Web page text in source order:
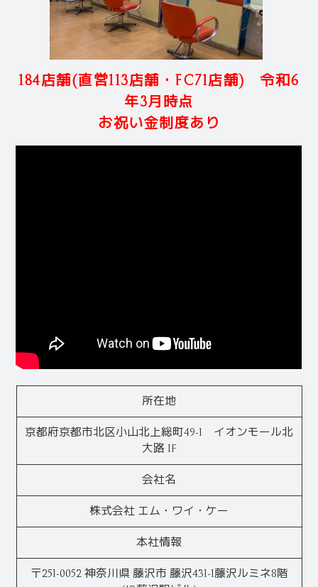
184店舗(直営113店舗・FC71店舗) 令和6
年3月時点
お祝い金制度あり
所在地
京都府京都市北区小山北上総町49-1 イオンモール北
大路 1F
会社名
株式会社 エム・ワイ・ケー
本社情報
〒251-0052 神奈川県 藤沢市 藤沢431-1藤沢ルミネ8階